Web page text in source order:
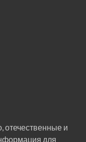
отечественные и
для